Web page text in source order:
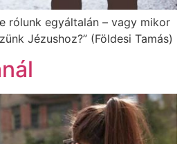
rólunk egyáltalán – vagy mikor
Jézushoz?” (Földesi Tamás)